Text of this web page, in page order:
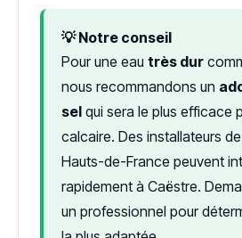
💡 Notre conseil
Pour une eau très dur
nous recommandons un
sel qui sera le plus efficace
calcaire. Des installateurs
Hauts-de-France peuvent
rapidement à Caëstre.
un professionnel pour